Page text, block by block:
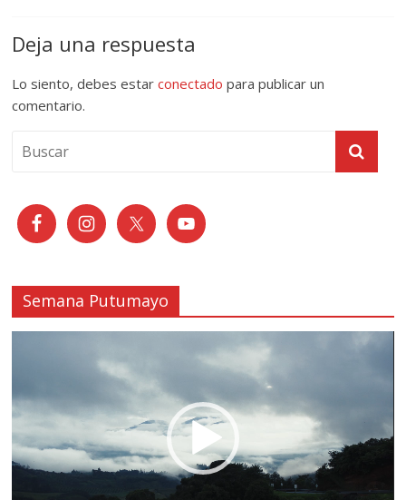
Deja una respuesta
Lo siento, debes estarconectado para publicar un
comentario.
Semana Putumayo